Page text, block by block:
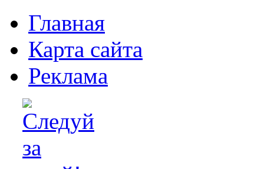
Главная
Карта сайта
Реклама